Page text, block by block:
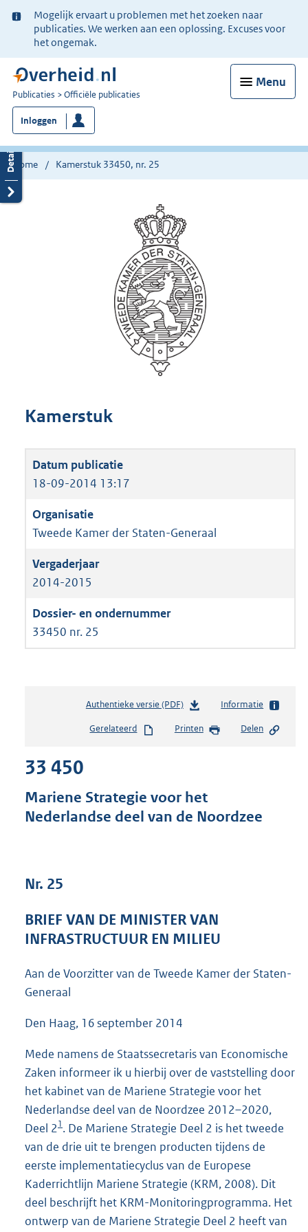
Ter
informatie:
Mogelijk ervaart u problemen met het zoeken naar
publicaties. We werken aan een oplossing. Excuses voor
het ongemak.
Menu
U
bent
nu
hier:
Publicaties Officiële publicaties
Inloggen
Home Kamerstuk 33450, nr. 25
Kamerstuk
18-09-2014 13:17
Tweede Kamer der Staten-Generaal
2014-2015
33450 nr. 25
Authentieke versie (PDF)b
s
d
s
g
:
3
b
Informatie
Gerelateerd Printen Delen
33 450
Mariene Strategie voor het
Nederlandse deel van de Noordzee
Nr. 25
BRIEF VAN DE MINISTER VAN
INFRASTRUCTUUR EN MILIEU
Aan de Voorzitter van de Tweede Kamer der Staten-
Generaal
Den Haag, 16 september 2014
Mede namens de Staatssecretaris van Economische
Zaken informeer ik u hierbij over de vaststelling door
het kabinet van de Mariene Strategie voor het
Nederlandse deel van de Noordzee 2012–2020,
Deel 21. De Mariene Strategie Deel 2 is het tweede
van de drie uit te brengen producten tijdens de
eerste implementatiecyclus van de Europese
Kaderrichtlijn Mariene Strategie (KRM, 2008). Dit
deel beschrijft het KRM-Monitoringprogramma. Het
ontwerp van de Mariene Strategie Deel 2 heeft van